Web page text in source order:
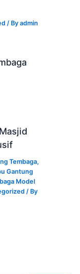
/ Byadmin
Tembaga,
Gantung
Model
/ By